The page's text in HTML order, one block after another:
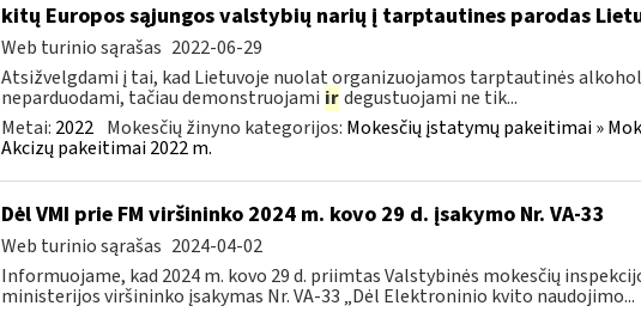
kitų Europos sąjungos valstybių narių į tarptautines parodas
Web turinio sąrašas 2022-06-29
Atsižvelgdami į tai, kad Lietuvoje nuolat organizuojamos tarptautinės
neparduodami, tačiau demonstruojami ir degustuojami ne tik...
Metai: 2022 Mokesčių žinyno kategorijos: Mokesčių įstatymų pakeitimai »
Akcizų pakeitimai 2022 m.
Dėl VMI prie FM viršininko 2024 m. kovo 29 d. įsakymo Nr. VA-33
Web turinio sąrašas 2024-04-02
Informuojame, kad 2024 m. kovo 29 d. priimtas Valstybinės mokesčių
ministerijos viršininko įsakymas Nr. VA-33 „Dėl Elektroninio kvito naudojimo...